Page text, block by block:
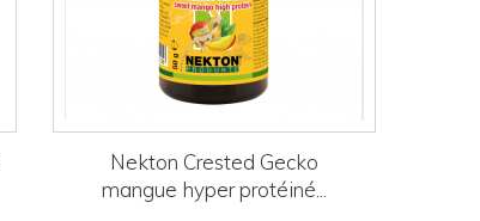
Nekton Crested Gecko
mangue hyper protéiné...